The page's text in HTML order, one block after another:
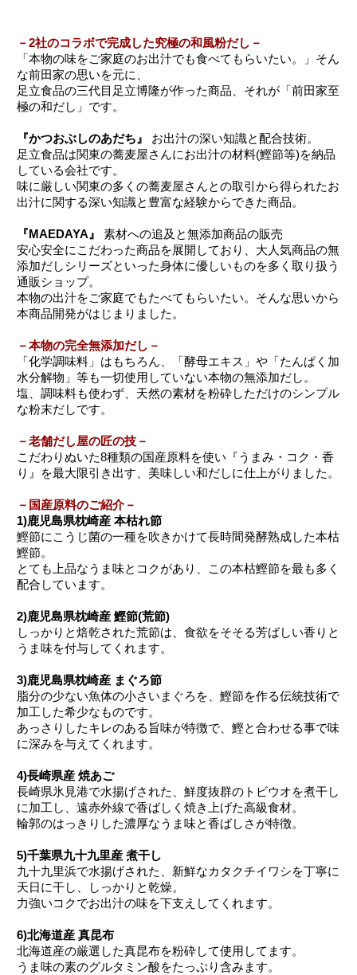
－2社のコラボで完成した究極の和風粉だし－
「本物の味をご家庭のお出汁でも食べてもらいたい。」そん
な前田家の思いを元に、
足立食品の三代目足立博隆が作った商品、それが「前田家至
極の和だし」です。
『かつおぶしのあだち』
お出汁の深い知識と配合技術。
足立食品は関東の蕎麦屋さんにお出汁の材料(鰹節等)を納品
している会社です。
味に厳しい関東の多くの蕎麦屋さんとの取引から得られたお
出汁に関する深い知識と豊富な経験からできた商品。
『MAEDAYA』
素材への追及と無添加商品の販売
安心安全にこだわった商品を展開しており、大人気商品の無
添加だしシリーズといった身体に優しいものを多く取り扱う
通販ショップ。
本物の出汁をご家庭でもたべてもらいたい。そんな思いから
本商品開発がはじまりました。
－本物の完全無添加だし－
「化学調味料」はもちろん、「酵母エキス」や「たんぱく加
水分解物」等も一切使用していない本物の無添加だし。
塩、調味料も使わず、天然の素材を粉砕しただけのシンプル
な粉末だしです。
－老舗だし屋の匠の技－
こだわりぬいた8種類の国産原料を使い『うまみ・コク・香
り』を最大限引き出す、美味しい和だしに仕上がりました。
－国産原料のご紹介－
1)鹿児島県枕崎産 本枯れ節
鰹節にこうじ菌の一種を吹きかけて長時間発酵熟成した本枯
鰹節。
とても上品なうま味とコクがあり、この本枯鰹節を最も多く
配合しています。
2)鹿児島県枕崎産 鰹節(荒節)
しっかりと焙乾された荒節は、食欲をそそる芳ばしい香りと
うま味を付与してくれます。
3)鹿児島県枕崎産 まぐろ節
脂分の少ない魚体の小さいまぐろを、鰹節を作る伝統技術で
加工した希少なものです。
あっさりしたキレのある旨味が特徴で、鰹と合わせる事で味
に深みを与えてくれます。
4)長崎県産 焼あご
長崎県氷見港で水揚げされた、鮮度抜群のトビウオを煮干し
に加工し、遠赤外線で香ばしく焼き上げた高級食材。
輪郭のはっきりした濃厚なうま味と香ばしさが特徴。
5)千葉県九十九里産 煮干し
九十九里浜で水揚げされた、新鮮なカタクチイワシを丁寧に
天日に干し、しっかりと乾燥。
力強いコクでお出汁の味を下支えしてくれます。
6)北海道産 真昆布
北海道産の厳選した真昆布を粉砕して使用してます。
うま味の素のグルタミン酸をたっぷり含みます。